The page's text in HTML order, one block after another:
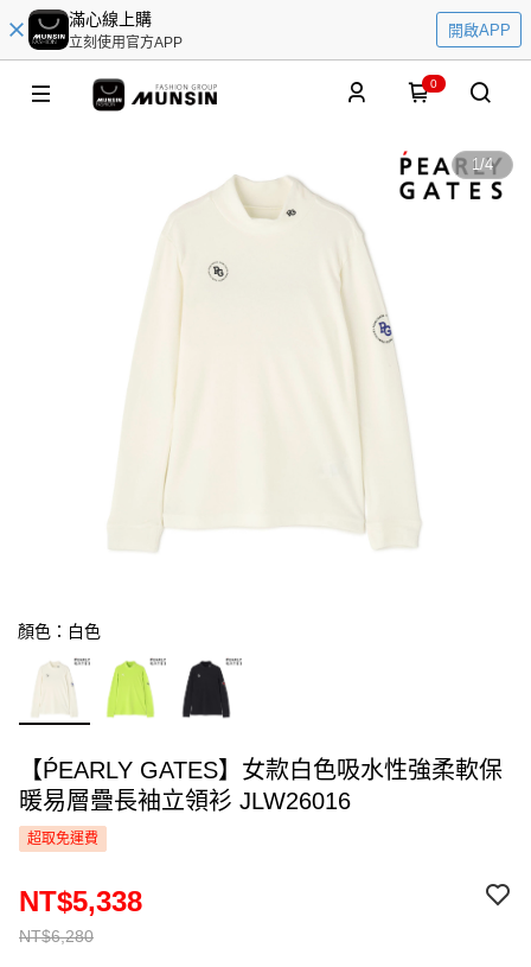
滿心線上購
立刻使用官方APP
開啟APP
0
1/4
顏色：白色
【ṔEARLY GATES】女款白色吸水性強柔軟保
暖易層疊長袖立領衫 JLW26016
超取免運費
NT$6,280
NT$5,338